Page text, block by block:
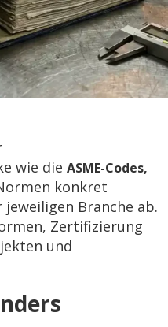
wie die ASME-Codes,
konkret
Branche ab.
Zertifizierung
und